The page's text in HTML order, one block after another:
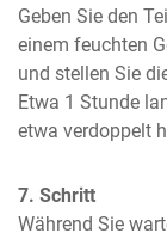
Geben Sie den
einem feuchten
und stellen Sie
Etwa 1 Stunde
etwa verdoppelt
7. Schritt
Während Sie